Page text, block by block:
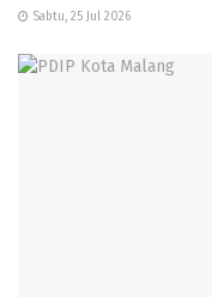
Sabtu, 25 Jul 2026